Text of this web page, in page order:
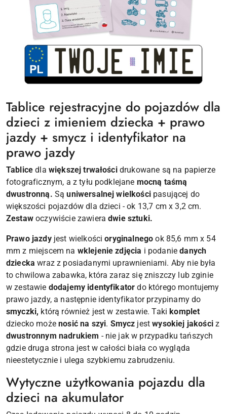
Tablice rejestracyjne do pojazdów dla
dzieci z imieniem dziecka + prawo
jazdy + smycz i identyfikator na
prawo jazdy
Tablice dla większej trwałościdrukowane są na papierze
fotograficznym, a z tyłu podklejane mocną taśmą
dwustronną. Sąuniwersalnej wielkościpasującej do
większości pojazdów dla dzieci - ok 13,7 cm x 3,2 cm.
Zestawoczywiście zawieradwie sztuki.
Prawo jazdyjest wielkościoryginalnego ok 85,6 mm x 54
mm z miejscem na wklejenie zdjęcia i podaniedanych
dziecka wraz z posiadanymi uprawnieniami. Aby nie była
to chwilowa zabawka, która zaraz się zniszczy lub zginie
w zestawie dodajemy identyfikator do którego montujemy
prawo jazdy, a następnie identyfikator przypinamy do
smyczki, którą również jest w zestawie. Takikomplet
dziecko możenosić na szyi. Smycz jestwysokiej jakościz
dwustronnym nadrukiem - nie jak w przypadku tańszych
gdzie druga strona jest w całości biała co wygląda
nieestetycznie i ulega szybkiemu zabrudzeniu.
Wytyczne użytkowania pojazdu dla
dzieci na akumulator